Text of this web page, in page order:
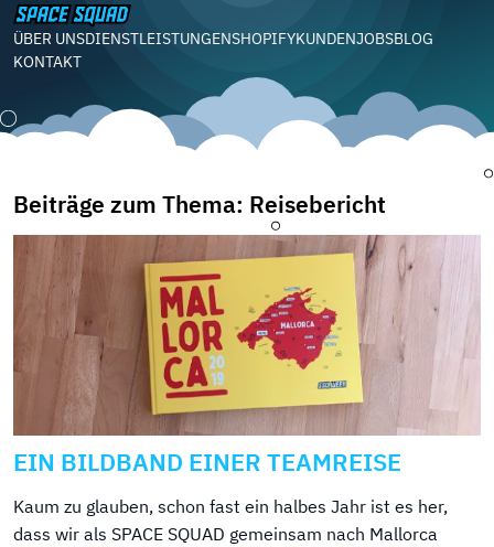
ÜBER UNSDIENSTLEISTUNGENSHOPIFYKUNDENJOBSBLOG
KONTAKT
Beiträge zum Thema: Reisebericht
EIN BILDBAND EINER TEAMREISE
Kaum zu glauben, schon fast ein halbes Jahr ist es her,
dass wir als SPACE SQUAD gemeinsam nach Mallorca